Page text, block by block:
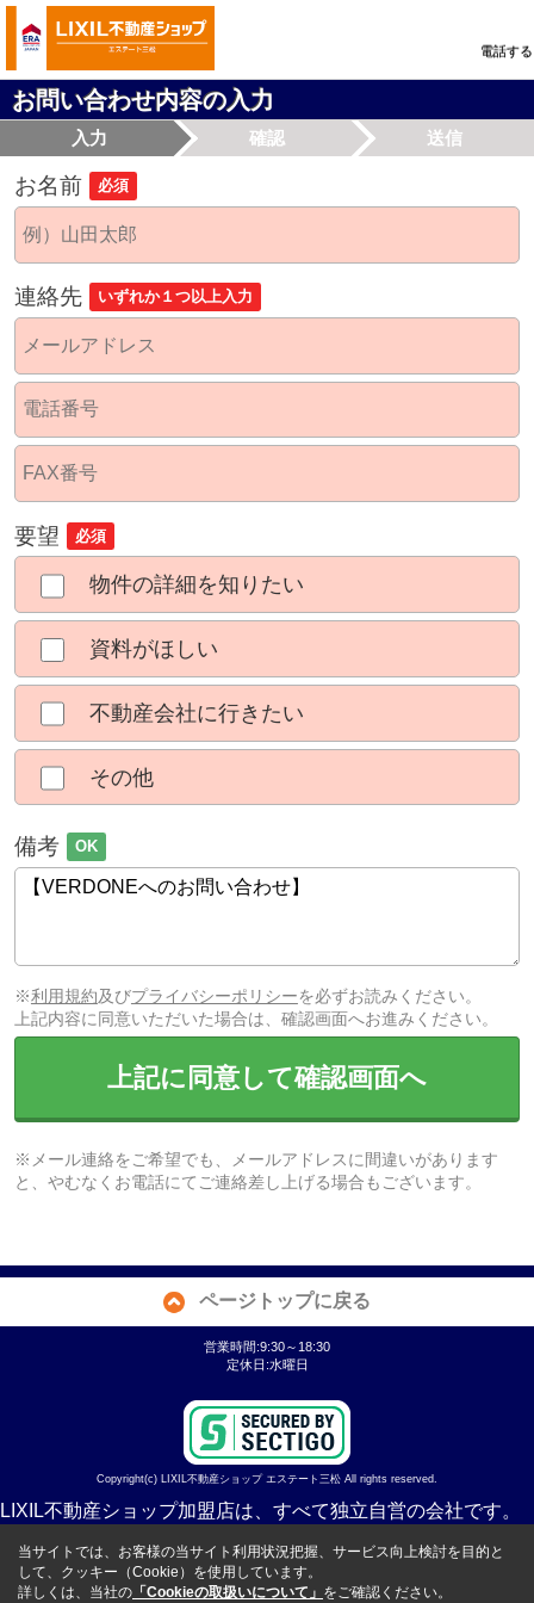
電話する
お問い合わせ内容の入力
入力 確認 送信
お名前 必須
連絡先 いずれか１つ以上入力
要望 必須
物件の詳細を知りたい
資料がほしい
不動産会社に行きたい
その他
備考 OK
※利用規約及びプライバシーポリシーを必ずお読みください。
上記内容に同意いただいた場合は、確認画面へお進みください。
上記に同意して確認画面へ
※メール連絡をご希望でも、メールアドレスに間違いがあります
と、やむなくお電話にてご連絡差し上げる場合もございます。
ページトップに戻る
営業時間:9:30～18:30
定休日:水曜日
Copyright(c) LIXIL不動産ショップ エステート三松 All rights reserved.
LIXIL不動産ショップ加盟店は、すべて独立自営の会社です。
当サイトでは、お客様の当サイト利用状況把握、サービス向上検討を目的と
して、クッキー（Cookie）を使用しています。
詳しくは、当社の 「Cookieの取扱いについて」 をご確認ください。